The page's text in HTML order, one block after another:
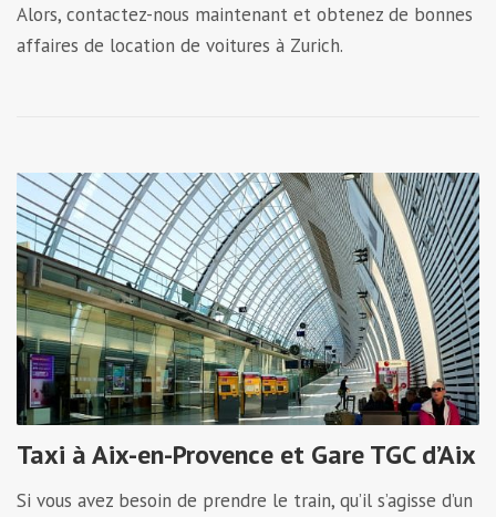
Alors, contactez-nous maintenant et obtenez de bonnes
affaires de location de voitures à Zurich.
Taxi à Aix-en-Provence et Gare TGC d’Aix
Si vous avez besoin de prendre le train, qu’il s’agisse d’un